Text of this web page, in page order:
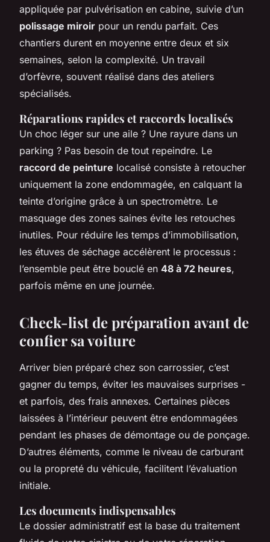
appliquée par pulvérisation en cabine, suivie d’un
polissage miroir pour un rendu parfait. Ces
chantiers durent en moyenne entre deux et six
semaines, selon la complexité. Un travail
d’orfèvre, souvent réalisé dans des ateliers
spécialisés.
Réparations rapides et raccords localisés
Un choc léger sur une aile ? Une rayure dans un
parking ? Pas besoin de tout repeindre. Le
raccord de peinture localisé consiste à retoucher
uniquement la zone endommagée, en calquant la
teinte d’origine grâce à un spectromètre. Le
masquage des zones saines évite les retouches
inutiles. Pour réduire les temps d’immobilisation,
les étuves de séchage accélèrent le processus :
l’ensemble peut être bouclé en 48 à 72 heures,
parfois même en une journée.
Check-list de préparation avant de
confier sa voiture
Arriver bien préparé chez son carrossier, c’est
gagner du temps, éviter les mauvaises surprises -
et parfois, des frais annexes. Certaines pièces
laissées à l’intérieur peuvent être endommagées
pendant les phases de démontage ou de ponçage.
D’autres éléments, comme le niveau de carburant
ou la propreté du véhicule, facilitent l’évaluation
initiale.
Les documents indispensables
Le dossier administratif est la base du traitement